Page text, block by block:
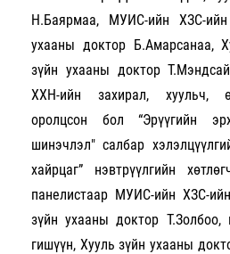
Н.Баярмаа, МУИС-ийн ХЗС-
ухааны доктор Б.Амарсанаа,
зүйн ухааны доктор
ХХН-ийн захирал, хуульч,
оролцсон бол “Эрүүгийн
шинэчлэл" салбар
хайрцаг” нэвтрүүлгийн
панелистаар МУИС-ийн ХЗС-
зүйн ухааны доктор Т.Золбоо,
гишүүн, Хууль зүйн ухааны